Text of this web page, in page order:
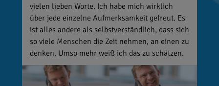
vielen lieben Worte. Ich habe mich wirklich
über jede einzelne Aufmerksamkeit gefreut. Es
ist alles andere als selbstverständlich, dass sich
so viele Menschen die Zeit nehmen, an einen zu
denken. Umso mehr weiß ich das zu schätzen.